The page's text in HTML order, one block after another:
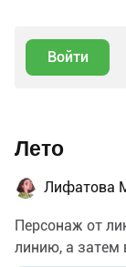
Войти
Лето
Лифатова
Персонаж от
линию, а затем